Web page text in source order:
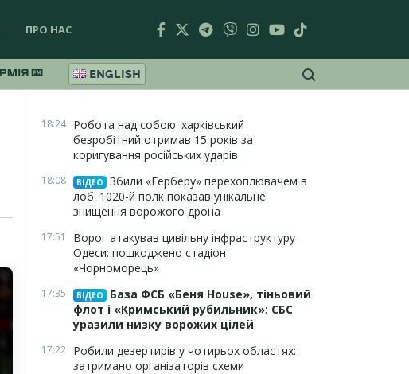
ПРО НАС
ENGLISH
18:24 Робота над собою: харківський
безробітний отримав 15 років за
коригування російських ударів
18:08 ВІДЕО
Збили «Герберу» перехоплювачем в
лоб: 1020-й полк показав унікальне
знищення ворожого дрона
17:51
Ворог атакував цивільну інфраструктуру
Одеси: пошкоджено стадіон
«Чорноморець»
17:35 ВІДЕО
База ФСБ «Беня House», тіньовий
флот і «Кримський рубильник»: СБС
уразили низку ворожих цілей
17:22 Робили дезертирів у чотирьох областях:
затримано організаторів схеми